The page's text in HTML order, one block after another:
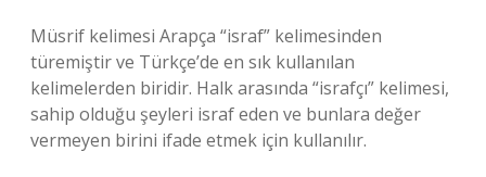
Müsrif kelimesi Arapça “israf” kelimesinden
türemiştir ve Türkçe’de en sık kullanılan
kelimelerden biridir. Halk arasında “israfçı” kelimesi,
sahip olduğu şeyleri israf eden ve bunlara değer
vermeyen birini ifade etmek için kullanılır.